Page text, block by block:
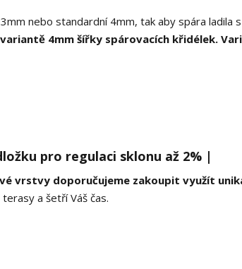
nebo standardní 4mm, tak aby spára ladila
4mm šířky spárovacích křidélek.
pro regulaci sklonu až 2% |
vrstvy doporučujeme zakoupit využít
a šetří Váš čas.